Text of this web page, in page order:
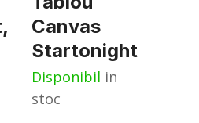
Canvas
Startonight
Disponibil in
stoc